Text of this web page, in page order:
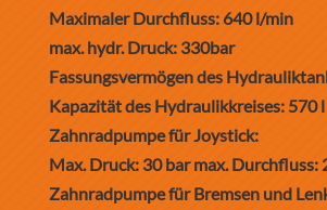
Maximaler Durchfluss: 640 l/min
max. hydr. Druck: 330bar
Fassungsvermögen des
Kapazität des Hydraulikkreises: 570 l
Zahnradpumpe für Joystick:
Max. Druck: 30 bar max. Durchfluss:
Zahnradpumpe für Bremsen und